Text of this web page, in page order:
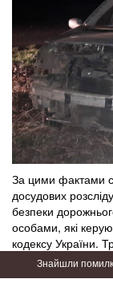
За цими фактами
досудових
безпеки
особами, які
кодексу України.
Знайшли